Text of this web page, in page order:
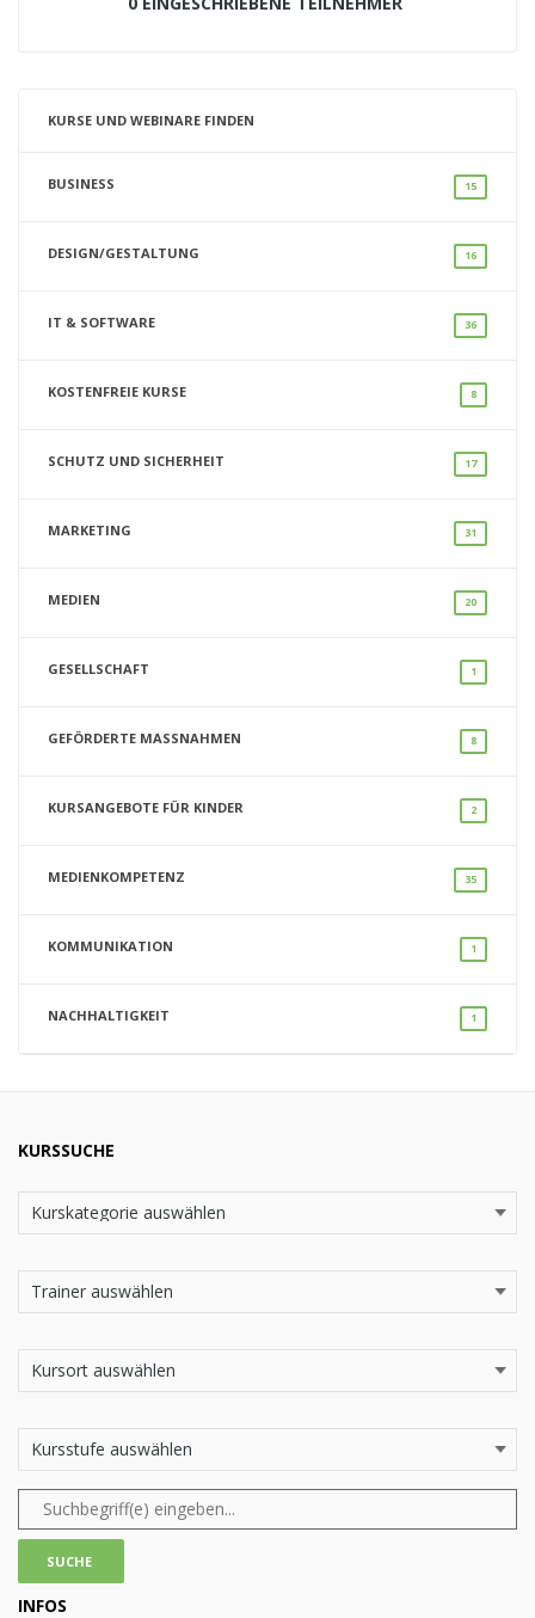
KURSE UND WEBINARE FINDEN
BUSINESS 15
DESIGN/GESTALTUNG 16
IT & SOFTWARE 36
KOSTENFREIE KURSE 8
SCHUTZ UND SICHERHEIT 17
MARKETING 31
MEDIEN 20
GESELLSCHAFT 1
GEFÖRDERTE MASSNAHMEN 8
KURSANGEBOTE FÜR KINDER 2
MEDIENKOMPETENZ 35
KOMMUNIKATION 1
NACHHALTIGKEIT 1
KURSSUCHE
INFOS